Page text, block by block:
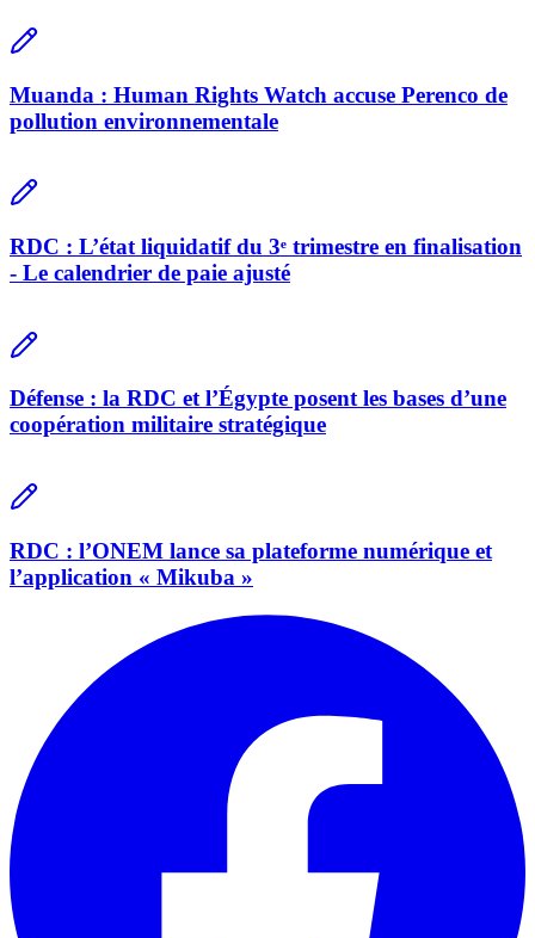
Muanda : Human Rights Watch accuse Perenco de
pollution environnementale
RDC : L’état liquidatif du 3ᵉ trimestre en finalisation
- Le calendrier de paie ajusté
Défense : la RDC et l’Égypte posent les bases d’une
coopération militaire stratégique
RDC : l’ONEM lance sa plateforme numérique et
l’application « Mikuba »